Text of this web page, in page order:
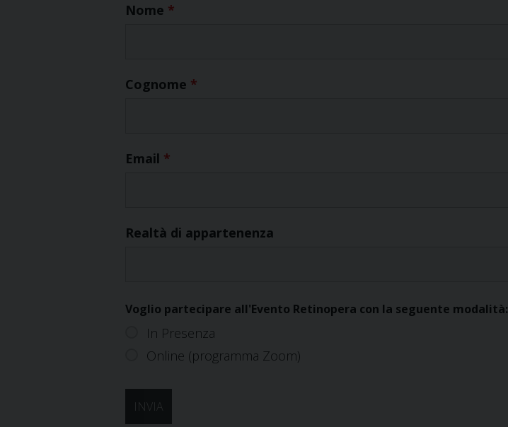
Nome *
Cognome *
Email *
Realtà di appartenenza
Voglio partecipare all'Evento Retinopera con la seguente modalità:
In Presenza
Online (programma Zoom)